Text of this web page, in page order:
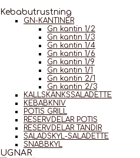
Kebabutrustning
GN-KANTINER
Gn kantin 1/2
Gn kantin 1/3
Gn kantin 1/4
Gn kantin 1/6
Gn kantin 1/9
Gn kantin 1/1
Gn kantin 2/1
Gn kantin 2/3
KALLSKÄNKSSALADETTE
KEBABKNIV
POTIS GRILL
RESERVDELAR POTIS
RESERVDELAR TANDIR
SALADSKYL-SALADETTE
SNABBKYL
UGNAR